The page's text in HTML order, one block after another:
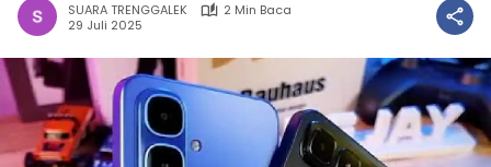
SUARA TRENGGALEK
2 Min Baca
29 Juli 2025